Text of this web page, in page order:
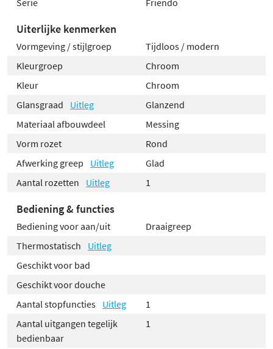
Serie Friendo
Uiterlijke kenmerken
Vormgeving / stijlgroep
Tijdloos / modern
Kleurgroep
Chroom
Kleur
Chroom
Glansgraad
Uitleg
Glanzend
Materiaal afbouwdeel
Messing
Vorm rozet
Rond
Afwerking greep
Uitleg
Glad
Aantal rozetten
Uitleg 1
Bediening & functies
Bediening voor aan/uit
Draaigreep
Thermostatisch
Uitleg
Geschikt voor bad
Geschikt voor douche
Aantal stopfuncties Uitleg
1
Aantal uitgangen tegelijk
bedienbaar
1